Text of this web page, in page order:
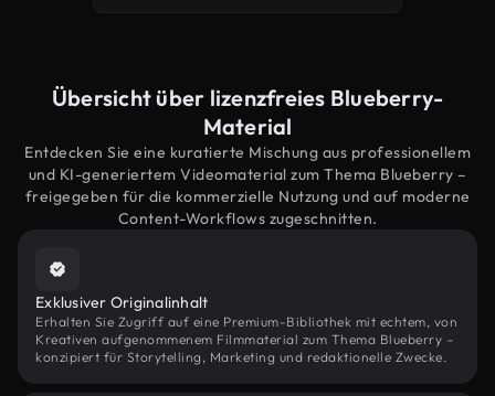
Übersicht über lizenzfreies Blueberry-
Material
Entdecken Sie eine kuratierte Mischung aus professionellem
und KI-generiertem Videomaterial zum Thema Blueberry –
freigegeben für die kommerzielle Nutzung und auf moderne
Content-Workflows zugeschnitten.
Exklusiver Originalinhalt
Erhalten Sie Zugriff auf eine Premium-Bibliothek mit echtem, von
Kreativen aufgenommenem Filmmaterial zum Thema Blueberry –
konzipiert für Storytelling, Marketing und redaktionelle Zwecke.